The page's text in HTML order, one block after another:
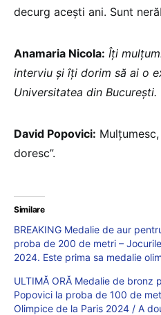
decurg acești ani. Sunt
Anamaria Nicola: Îți
interviu și îți dorim să ai o
Universitatea din București.
David Popovici:
doresc”.
Similare
BREAKING Medalie de aur
proba de 200 de metri –
2024. Este prima sa medalie
ULTIMĂ ORĂ Medalie de bronz
Popovici la proba de 100 de
Olimpice de la Paris 2024 / A